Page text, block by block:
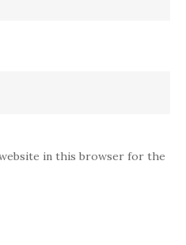
website in this browser for the